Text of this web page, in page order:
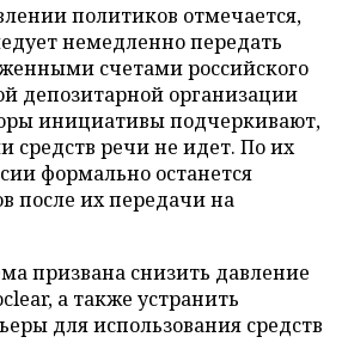
политиков отмечается,
немедленно передать
счетами российского
депозитарной организации
инициативы подчеркивают,
средств речи не идет. По их
формально останется
после их передачи на
призвана снизить давление
а также устранить
для использования средств